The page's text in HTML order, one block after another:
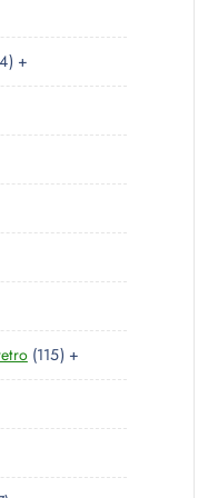
3
3
t
r
é
+
1151
1
t
r
+